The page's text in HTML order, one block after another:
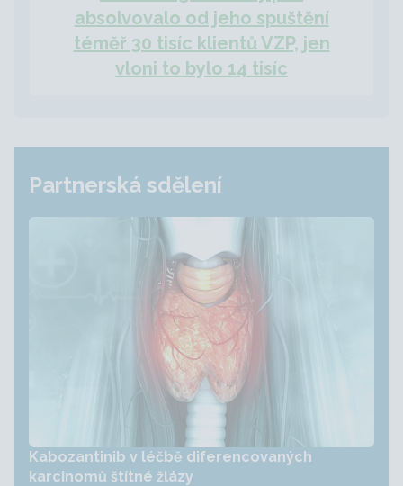
absolvovalo od jeho spuštění
téměř 30 tisíc klientů VZP, jen
vloni to bylo 14 tisíc
Partnerská sdělení
Kabozantinib v léčbě diferencovaných
karcinomů štítné žlázy